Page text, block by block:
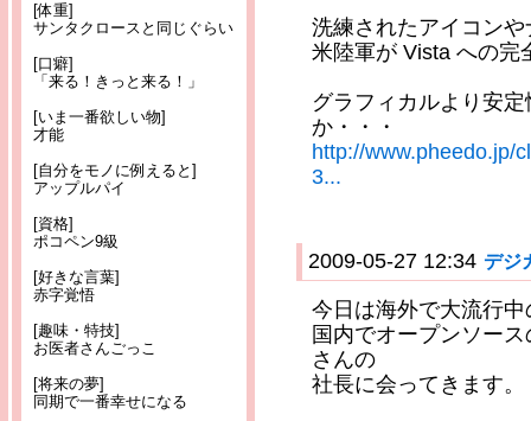
[体重]
サンタクロースと同じぐらい
[口癖]
「来る！きっと来る！」
[いま一番欲しい物]
才能
[自分をモノに例えると]
アップルパイ
[資格]
ポコペン9級
[好きな言葉]
赤字覚悟
[趣味・特技]
お医者さんごっこ
[将来の夢]
同期で一番幸せになる
洗練されたアイコン
米陸軍が Vista への完
グラフィカルより安
か・・・
http://www.pheedo.jp/
3...
2009-05-27 12:34 デジ
今日は海外で大流行
国内でオープンソー
さんの
社長に会ってきます。